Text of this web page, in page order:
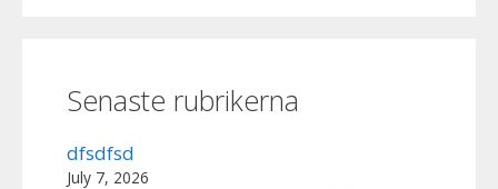
Senaste rubrikerna
dfsdfsd
July 7, 2026